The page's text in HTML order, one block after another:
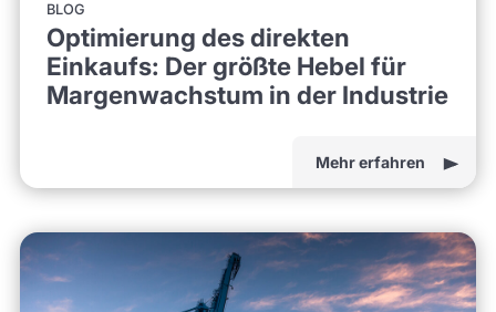
BLOG
Optimierung des direkten
Einkaufs: Der größte Hebel für
Margenwachstum in der Industrie
Mehr erfahren